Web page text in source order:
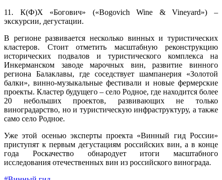
11. К(Ф)Х «Богович» («Bogovich Wine & Vineyard») –
экскурсии, дегустации.
В регионе развивается несколько винных и туристических
кластеров. Стоит отметить масштабную реконструкцию
исторических подвалов и туристического комплекса на
Инкерманском заводе марочных вин, развитие винного
региона Балаклавы, где соседствует шампанерия «Золотой
балки», винно-музыкальные фестивали и новые фермерские
проекты. Кластер будущего – село Родное, где находится более
20 небольших проектов, развивающих не только
виноградарство, но и туристическую инфраструктуру, а также
само село Родное.
Уже этой осенью эксперты проекта «Винный гид России»
приступят к первым дегустациям российских вин, а в конце
года Роскачество обнародует итоги масштабного
исследования отечественных вин из российского винограда.